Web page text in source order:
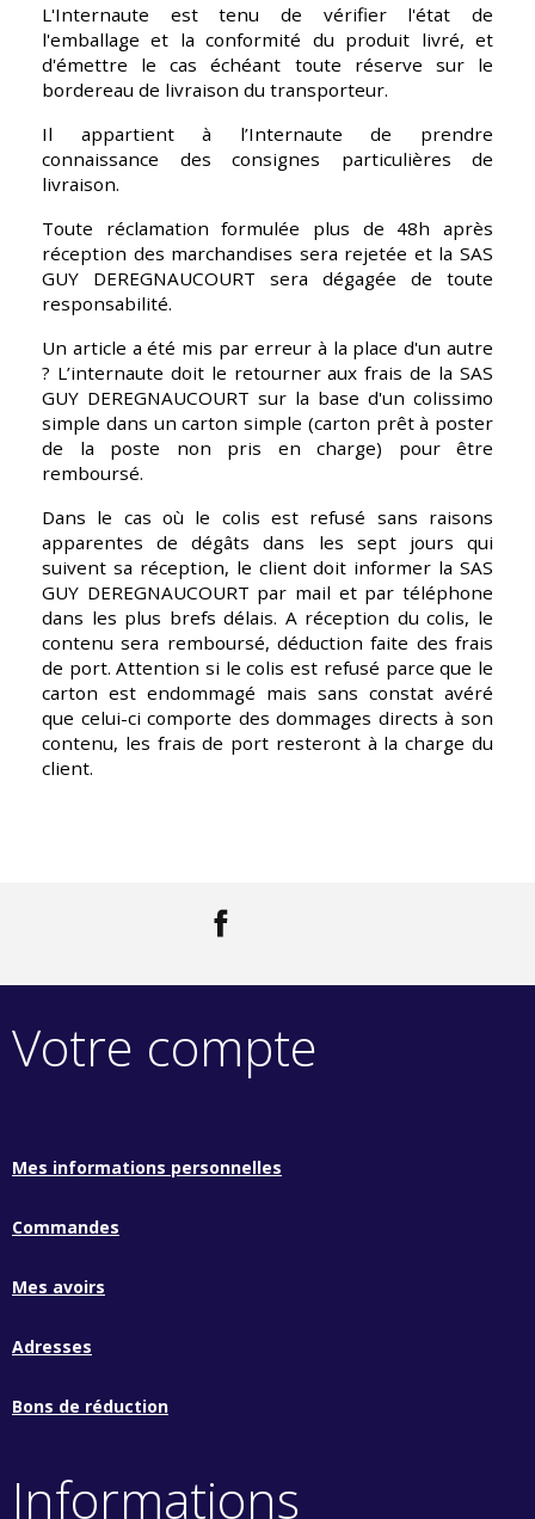
L'Internaute est tenu de vérifier l'état de
l'emballage et la conformité du produit livré, et
d'émettre le cas échéant toute réserve sur le
bordereau de livraison du transporteur.
Il appartient à l’Internaute de prendre
connaissance des consignes particulières de
livraison.
Toute réclamation formulée plus de 48h après
réception des marchandises sera rejetée et la SAS
GUY DEREGNAUCOURT sera dégagée de toute
responsabilité.
Un article a été mis par erreur à la place d'un autre
? L’internaute doit le retourner aux frais de la SAS
GUY DEREGNAUCOURT sur la base d'un colissimo
simple dans un carton simple (carton prêt à poster
de la poste non pris en charge) pour être
remboursé.
Dans le cas où le colis est refusé sans raisons
apparentes de dégâts dans les sept jours qui
suivent sa réception, le client doit informer la SAS
GUY DEREGNAUCOURT par mail et par téléphone
dans les plus brefs délais. A réception du colis, le
contenu sera remboursé, déduction faite des frais
de port. Attention si le colis est refusé parce que le
carton est endommagé mais sans constat avéré
que celui-ci comporte des dommages directs à son
contenu, les frais de port resteront à la charge du
client.
Votre compte
Mes informations personnelles
Commandes
Mes avoirs
Adresses
Bons de réduction
Informations